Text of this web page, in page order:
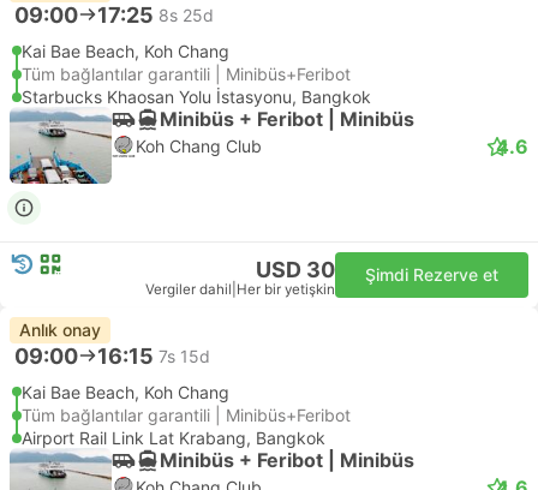
09:00 17:25 8s 25d
Kai Bae Beach, Koh Chang
Tüm bağlantılar garantili | Minibüs+Feribot
Starbucks Khaosan Yolu İstasyonu, Bangkok
Minibüs + Feribot | Minibüs
Koh Chang Club 4.6
USD 30
Vergiler dahil Her bir yetişkin
Şimdi Rezerve et
Anlık onay
09:00 16:15 7s 15d
Kai Bae Beach, Koh Chang
Tüm bağlantılar garantili | Minibüs+Feribot
Airport Rail Link Lat Krabang, Bangkok
Minibüs + Feribot | Minibüs